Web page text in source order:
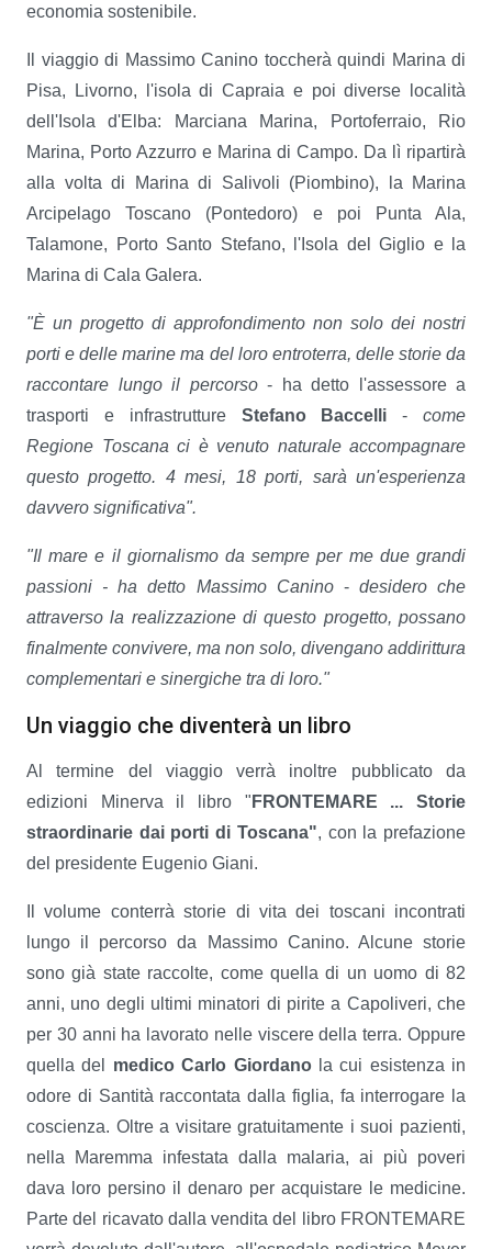
economia sostenibile.
Il viaggio di Massimo Canino toccherà quindi Marina di
Pisa, Livorno, l'isola di Capraia e poi diverse località
dell'Isola d'Elba: Marciana Marina, Portoferraio, Rio
Marina, Porto Azzurro e Marina di Campo. Da lì ripartirà
alla volta di Marina di Salivoli (Piombino), la Marina
Arcipelago Toscano (Pontedoro) e poi Punta Ala,
Talamone, Porto Santo Stefano, l'Isola del Giglio e la
Marina di Cala Galera.
"È un progetto di approfondimento non solo dei nostri
porti e delle marine ma del loro entroterra, delle storie da
raccontare lungo il percorso- ha detto l'assessore a
trasporti e infrastrutture Stefano Baccelli -come
Regione Toscana ci è venuto naturale accompagnare
questo progetto. 4 mesi, 18 porti, sarà un'esperienza
davvero significativa".
"Il mare e il giornalismo da sempre per me due grandi
passioni - ha detto Massimo Canino- desidero che
attraverso la realizzazione di questo progetto, possano
finalmente convivere, ma non solo, divengano addirittura
complementari e sinergiche tra di loro."
Un viaggio che diventerà un libro
Al termine del viaggio verrà inoltre pubblicato da
edizioni Minerva il libro " FRONTEMARE ... Storie
straordinarie dai porti di Toscana", con la prefazione
del presidente Eugenio Giani.
Il volume conterrà storie di vita dei toscani incontrati
lungo il percorso da Massimo Canino. Alcune storie
sono già state raccolte, come quella di un uomo di 82
anni, uno degli ultimi minatori di pirite a Capoliveri, che
per 30 anni ha lavorato nelle viscere della terra. Oppure
quella del medico Carlo Giordanola cui esistenza in
odore di Santità raccontata dalla figlia, fa interrogare la
coscienza. Oltre a visitare gratuitamente i suoi pazienti,
nella Maremma infestata dalla malaria, ai più poveri
dava loro persino il denaro per acquistare le medicine.
Parte del ricavato dalla vendita del libro FRONTEMARE